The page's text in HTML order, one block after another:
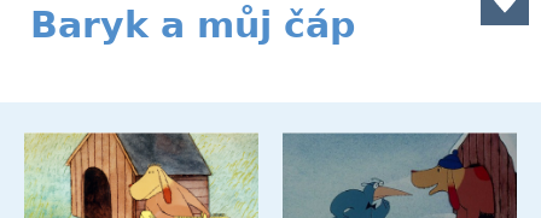
Baryk a můj čáp